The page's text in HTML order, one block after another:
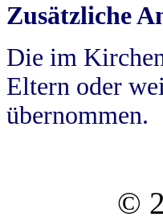
Zusätzliche
Die im
Eltern oder
übernommen.
©